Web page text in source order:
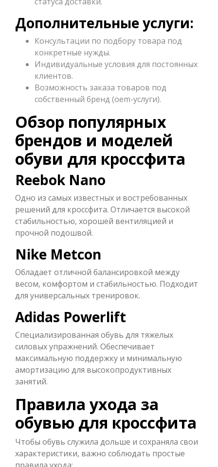
Дополнительные услуги:
Консультации по подбору товара под
конкретные нужды.
Индивидуальные условия для постоянных
клиентов.
Возможность заказа товаров под
собственный бренд (oem-услуги).
Обзор популярных
брендов и моделей
обуви для кроссфита
Reebok Nano
Одно из самых известных и востребованных
решений для кроссфита. Отличается высокой
стабильностью, хорошей вентиляцией и
прочной подошвой.
Nike Metcon
Обладает отличной балансировкой между
весом, комфортом и стабильностью. Подходит
для универсальных тренировок.
Adidas Powerlift
Специализированная обувь для тяжелых
силовых упражнений. Обеспечивает
максимальную поддержку и минимальную
амортизацию для высокопродуктивных
занятий.
Правила ухода за
обувью для кроссфита
Чтобы обувь служила дольше и сохраняла свои
характеристики, важно соблюдать простые